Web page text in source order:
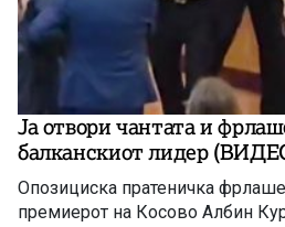
Ја отвори чантата и
балканскиот лидер
Опозициска пратеничка фрлаше
премиерот на Косово Албин